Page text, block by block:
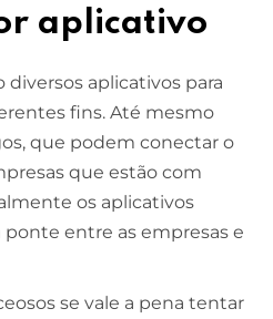
aplicativo
aplicativos para
fins. Até mesmo
que podem conectar o
que estão com
os aplicativos
entre as empresas e
se vale a pena tentar